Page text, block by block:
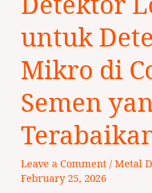
untuk
Mikro di
Semen
Leave a Comment / Metal
February 25, 2026
Logam
Deteksi
Logam
di
Semen
yang
Sering